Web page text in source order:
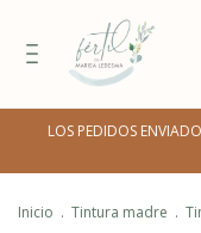
LOS PEDIDOS
Inicio . Tintura madre .